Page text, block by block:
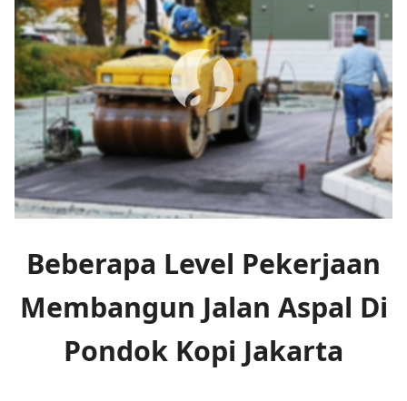
Beberapa Level Pekerjaan
Membangun Jalan Aspal Di
Pondok Kopi Jakarta